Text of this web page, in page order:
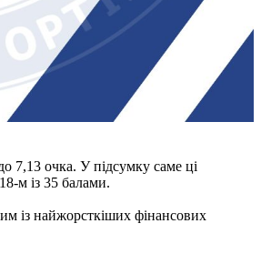
7,13 очка. У підсумку саме ці
м із 35 балами.
із найжорсткіших фінансових